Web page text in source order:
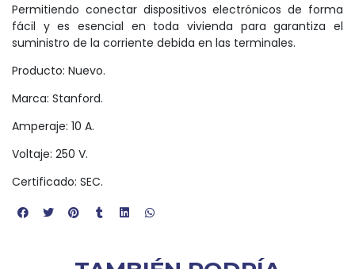
Permitiendo conectar dispositivos electrónicos de forma
fácil y es esencial en toda vivienda para garantiza el
suministro de la corriente debida en las terminales.
Producto: Nuevo.
Marca: Stanford.
Amperaje: 10 A.
Voltaje: 250 V.
Certificado: SEC.